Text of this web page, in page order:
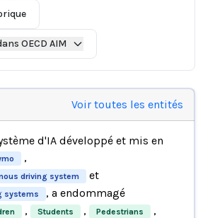
OECD AIM
Voir toutes les entités
d'IA développé et mis en
,
driving system et
systems , a endommagé
, Students , Pedestrians ,